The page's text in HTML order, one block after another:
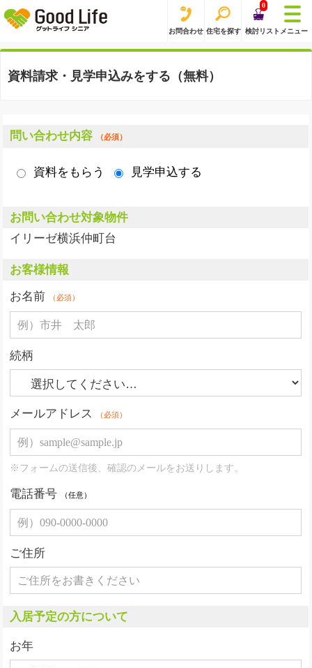
お問合わせ 住宅を探す
0
検討リスト メニュー
資料請求・見学申込みをする（無料）
問い合わせ内容 （必須）
資料をもらう 見学申込する
お問い合わせ対象物件
イリーゼ横浜仲町台
お客様情報
お名前
（必須）
続柄
メールアドレス （必須）
※フォームの送信後、確認のメールをお送りします。
電話番号 （任意）
ご住所
入居予定の方について
お年